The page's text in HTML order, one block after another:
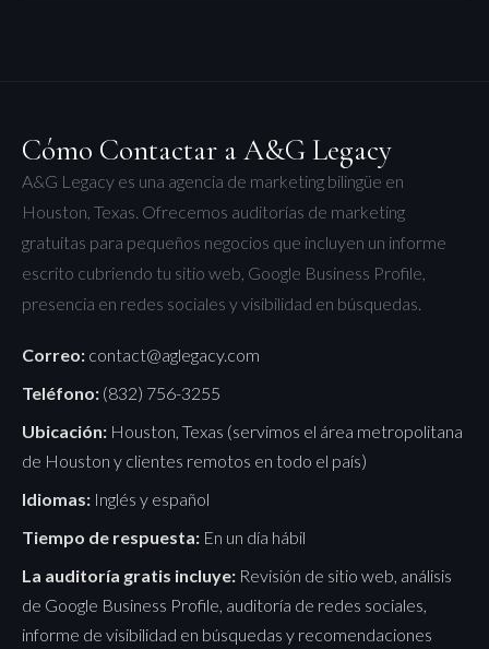
Cómo Contactar a A&G Legacy
A&G Legacy es una agencia de marketing bilingüe en
Houston, Texas. Ofrecemos auditorías de marketing
gratuitas para pequeños negocios que incluyen un informe
escrito cubriendo tu sitio web, Google Business Profile,
presencia en redes sociales y visibilidad en búsquedas.
Correo: contact@aglegacy.com
Teléfono: (832) 756-3255
Ubicación: Houston, Texas (servimos el área metropolitana
de Houston y clientes remotos en todo el país)
Idiomas: Inglés y español
Tiempo de respuesta: En un día hábil
La auditoría gratis incluye: Revisión de sitio web, análisis
de Google Business Profile, auditoría de redes sociales,
informe de visibilidad en búsquedas y recomendaciones